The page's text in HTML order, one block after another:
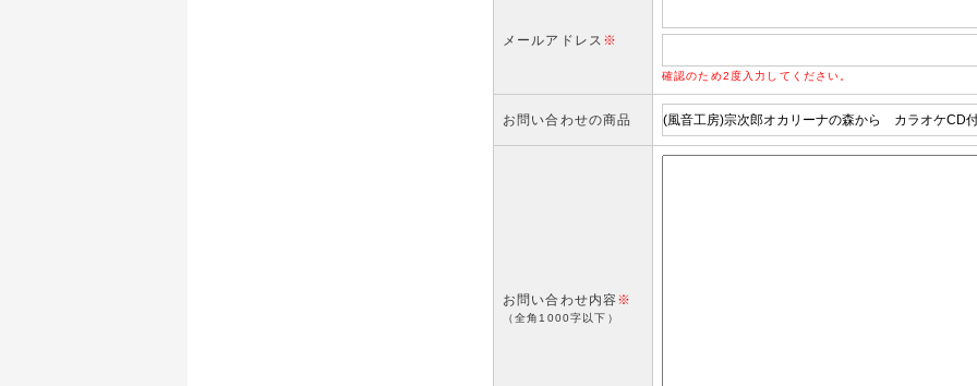
メールアドレス ※
確認のため2度入力してください。
お問い合わせの商品
お問い合わせ内容※
（全角1000字以下）